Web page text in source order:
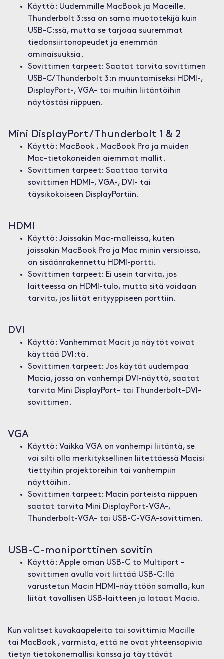
Käyttö: Uudemmille MacBook ja Maceille.
Thunderbolt 3:ssa on sama muototekijä kuin
USB-C:ssä, mutta se tarjoaa suuremmat
tiedonsiirtonopeudet ja enemmän
ominaisuuksia.
Sovittimen tarpeet: Saatat tarvita sovittimen
USB-C/Thunderbolt 3:n muuntamiseksi HDMI-,
DisplayPort-, VGA- tai muihin liitäntöihin
näytöstäsi riippuen.
Mini DisplayPort/Thunderbolt 1 & 2
Käyttö: MacBook , MacBook Pro ja muiden
Mac-tietokoneiden aiemmat mallit.
Sovittimen tarpeet: Saattaa tarvita
sovittimen HDMI-, VGA-, DVI- tai
täysikokoiseen DisplayPortiin.
HDMI
Käyttö: Joissakin Mac-malleissa, kuten
joissakin MacBook Pro ja Mac minin versioissa,
on sisäänrakennettu HDMI-portti.
Sovittimen tarpeet: Ei usein tarvita, jos
laitteessa on HDMI-tulo, mutta sitä voidaan
tarvita, jos liität erityyppiseen porttiin.
DVI
Käyttö: Vanhemmat Macit ja näytöt voivat
käyttää DVI:tä.
Sovittimen tarpeet: Jos käytät uudempaa
Macia, jossa on vanhempi DVI-näyttö, saatat
tarvita Mini DisplayPort- tai Thunderbolt-DVI-
sovittimen.
VGA
Käyttö: Vaikka VGA on vanhempi liitäntä, se
voi silti olla merkityksellinen liitettäessä Macisi
tiettyihin projektoreihin tai vanhempiin
näyttöihin.
Sovittimen tarpeet: Macin porteista riippuen
saatat tarvita Mini DisplayPort-VGA-,
Thunderbolt-VGA- tai USB-C-VGA-sovittimen.
USB-C-moniporttinen sovitin
Käyttö: Apple oman USB-C to Multiport -
sovittimen avulla voit liittää USB-C:llä
varustetun Macin HDMI-näyttöön samalla, kun
liität tavallisen USB-laitteen ja lataat Macia.
Kun valitset kuvakaapeleita tai sovittimia Macille
tai MacBook , varmista, että ne ovat yhteensopivia
tietyn tietokonemallisi kanssa ja täyttävät